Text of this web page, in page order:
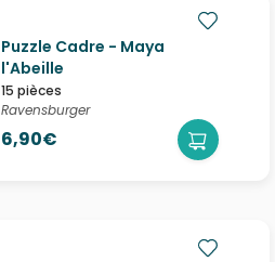
Puzzle Cadre - Maya
l'Abeille
15 pièces
Ravensburger
6,90€